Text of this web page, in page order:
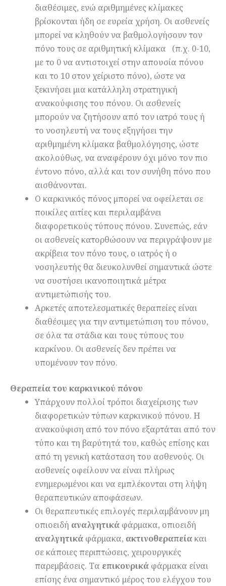
διαθέσιμες, ενώ αριθμημένες κλίμακες
βρίσκονται ήδη σε ευρεία χρήση. Οι ασθενείς
μπορεί να κληθούν να βαθμολογήσουν τον
πόνο τους σε αριθμητική κλίμακα (π.χ. 0-10,
με το 0 να αντιστοιχεί στην απουσία πόνου
και το 10 στον χείριστο πόνο), ώστε να
ξεκινήσει μια κατάλληλη στρατηγική
ανακούφισης του πόνου. Οι ασθενείς
μπορούν να ζητήσουν από τον ιατρό τους ή
το νοσηλευτή να τους εξηγήσει την
αριθμημένη κλίμακα βαθμολόγησης, ώστε
ακολούθως, να αναφέρουν όχι μόνο τον πιο
έντονο πόνο, αλλά και τον συνήθη πόνο που
αισθάνονται.
Ο καρκινικός πόνος μπορεί να οφείλεται σε
ποικίλες αιτίες και περιλαμβάνει
διαφορετικούς τύπους πόνου. Συνεπώς, εάν
οι ασθενείς κατορθώσουν να περιγράψουν με
ακρίβεια τον πόνο τους, ο ιατρός ή ο
νοσηλευτής θα διευκολυνθεί σημαντικά ώστε
να συστήσει ικανοποιητικά μέτρα
αντιμετώπισής του.
Αρκετές αποτελεσματικές θεραπείες είναι
διαθέσιμες για την αντιμετώπιση του πόνου,
σε όλα τα στάδια και τους τύπους του
καρκίνου. Οι ασθενείς δεν πρέπει να
υπομένουν τον πόνο.
Θεραπείατου καρκινικού πόνου
Υπάρχουν πολλοί τρόποι διαχείρισης των
διαφορετικών τύπων καρκινικού πόνου. Η
ανακούφιση από τον πόνο εξαρτάται από τον
τύπο και τη βαρύτητά του, καθώς επίσης και
από τη γενική κατάσταση του ασθενούς. Οι
ασθενείς οφείλουν να είναι πλήρως
ενημερωμένοι και να εμπλέκονται στη λήψη
θεραπευτικών αποφάσεων.
Οι θεραπευτικές επιλογές περιλαμβάνουν μη
οπιοειδή αναλγητικά φάρμακα, οπιοειδή
αναλγητικά φάρμακα, ακτινοθεραπεία και
σε κάποιες περιπτώσεις, χειρουργικές
παρεμβάσεις. Τα επικουρικά φάρμακα είναι
επίσης ένα σημαντικό μέρος του ελέγχου του